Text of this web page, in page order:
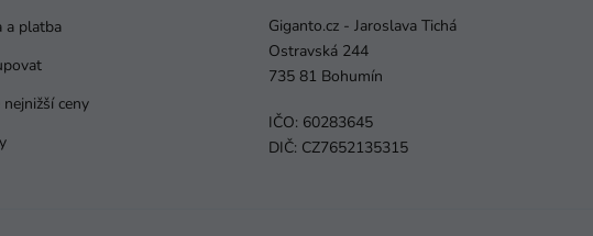
a platba
nejnižší ceny
Giganto.cz - Jaroslava Tichá
Ostravská 244
735 81 Bohumín
IČO: 60283645
DIČ: CZ7652135315